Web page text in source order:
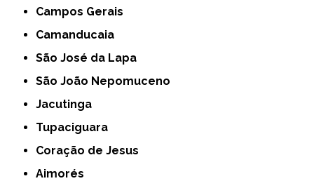
Campos Gerais
Camanducaia
São José da Lapa
São João Nepomuceno
Jacutinga
Tupaciguara
Coração de Jesus
Aimorés